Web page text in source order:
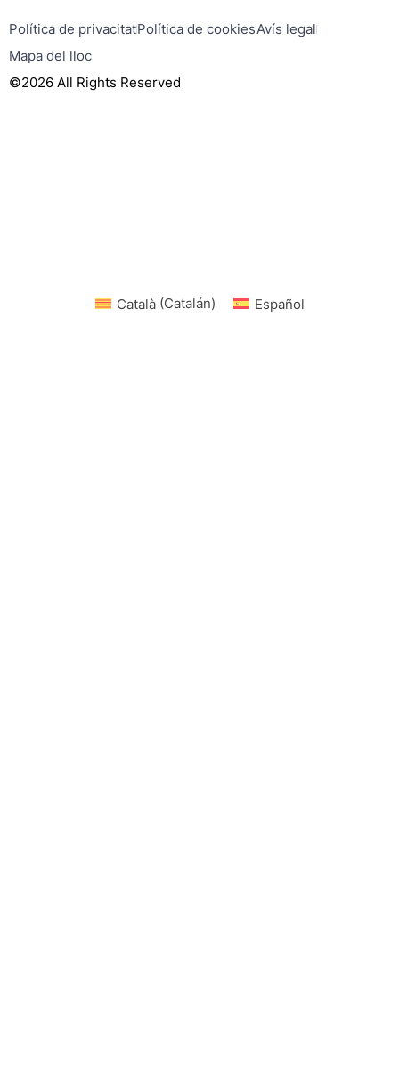
Política de privacitatPolítica de cookiesAvís legal
Mapa del lloc
©2026 All Rights Reserved
Català(Catalán) Español